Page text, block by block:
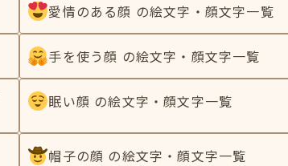
愛情のある顔 の絵文字・顔文字一覧
手を使う顔 の絵文字・顔文字一覧
眠い顔 の絵文字・顔文字一覧
帽子の顔 の絵文字・顔文字一覧